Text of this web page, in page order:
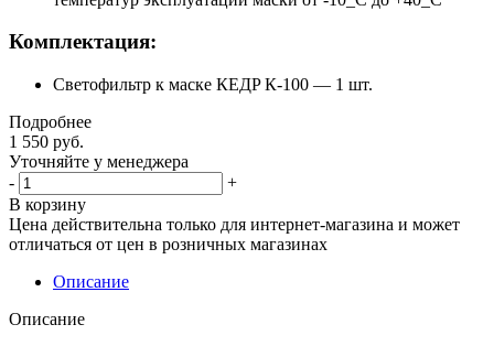
Комплектация:
Светофильтр к маске КЕДP К-100 — 1 шт.
Подробнее
1 550 руб.
Уточняйте у менеджера
-
+
В корзину
Цена действительна только для интернет-магазина и может
отличаться от цен в розничных магазинах
Описание
Описание